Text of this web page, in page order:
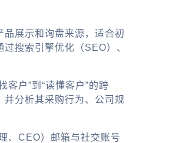
品展示和询盘来源，适合初
搜索引擎优化（SEO）、
户”到“读懂客户”的跨
分析其采购行为、公司规
、CEO）邮箱与社交账号